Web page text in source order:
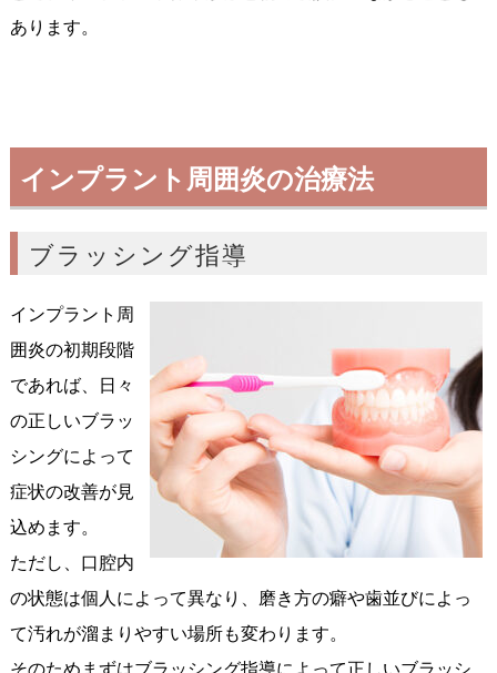
あります。
インプラント周囲炎の治療法
ブラッシング指導
インプラント周
囲炎の初期段階
であれば、日々
の正しいブラッ
シングによって
症状の改善が見
込めます。
ただし、口腔内
の状態は個人によって異なり、磨き方の癖や歯並びによっ
て汚れが溜まりやすい場所も変わります。
そのためまずはブラッシング指導によって正しいブラッシ